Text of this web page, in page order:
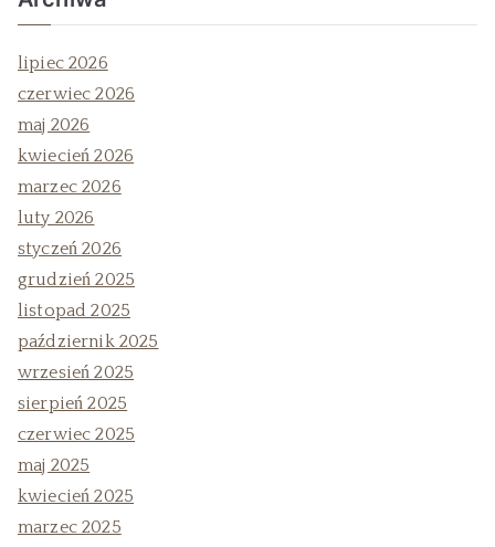
lipiec 2026
czerwiec 2026
maj 2026
kwiecień 2026
marzec 2026
luty 2026
styczeń 2026
grudzień 2025
listopad 2025
październik 2025
wrzesień 2025
sierpień 2025
czerwiec 2025
maj 2025
kwiecień 2025
marzec 2025